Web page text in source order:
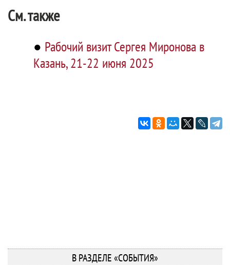
См. также
● Рабочий визит Сергея Миронова в
Казань, 21-22 июня 2025
В РАЗДЕЛЕ «СОБЫТИЯ»